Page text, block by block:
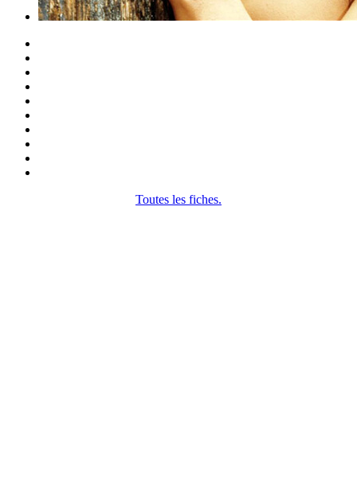
Toutes les fiches.